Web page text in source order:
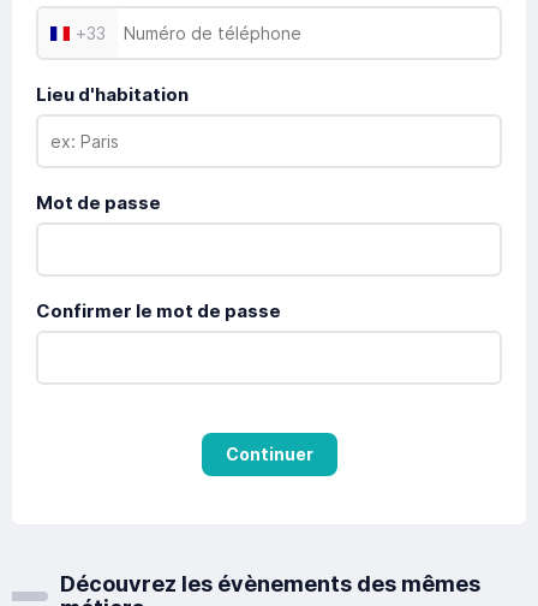
+33
Lieu d'habitation
Mot de passe
Confirmer le mot de passe
Continuer
Découvrez les évènements des mêmes